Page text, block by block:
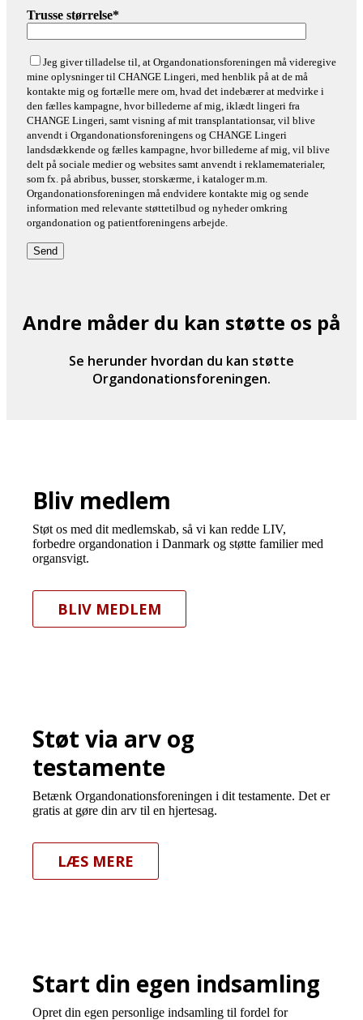
Trusse størrelse*
Jeg giver tilladelse til, at Organdonationsforeningen må videregive
mine oplysninger til CHANGE Lingeri, med henblik på at de må
kontakte mig og fortælle mere om, hvad det indebærer at medvirke i
den fælles kampagne, hvor billederne af mig, iklædt lingeri fra
CHANGE Lingeri, samt visning af mit transplantationsar, vil blive
anvendt i Organdonationsforeningens og CHANGE Lingeri
landsdækkende og fælles kampagne, hvor billederne af mig, vil blive
delt på sociale medier og websites samt anvendt i reklamematerialer,
som fx. på abribus, busser, storskærme, i kataloger m.m.
Organdonationsforeningen må endvidere kontakte mig og sende
information med relevante støttetilbud og nyheder omkring
organdonation og patientforeningens arbejde.
Andre måder du kan støtte os på
Se herunder hvordan du kan støtte
Organdonationsforeningen.
Bliv medlem
Støt os med dit medlemskab, så vi kan redde LIV,
forbedre organdonation i Danmark og støtte familier med
organsvigt.
BLIV MEDLEM
Støt via arv og
testamente
Betænk Organdonationsforeningen i dit testamente. Det er
gratis at gøre din arv til en hjertesag.
LÆS MERE
Start din egen indsamling
Opret din egen personlige indsamling til fordel for